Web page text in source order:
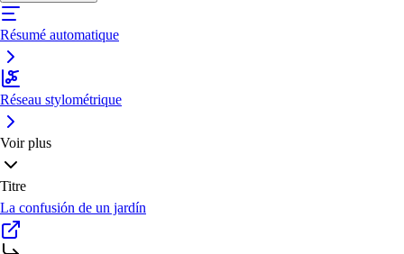
Résumé automatique
Réseau stylométrique
Voir plus
Titre
La confusión de un jardín